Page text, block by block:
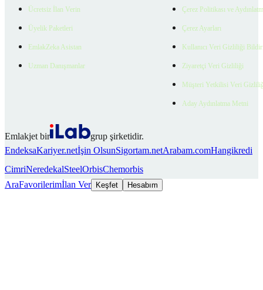
Ücretsiz İlan Verin
Üyelik Paketleri
EmlakZeka Asistan
Uzman Danışmanlar
Çerez Politikası ve
Çerez Ayarları
Kullanıcı Veri Gizliliği
Ziyaretçi Veri Gizliliği
Müşteri Yetkilisi Veri
Aday Aydınlatma Metni
Emlakjet bir
grup şirketidir.
EndeksaKariyer.netİşin OlsunSigortam.netArabam.comHangikredi
CimriNeredekalSteelOrbisChemorbis
AraFavorilerimİlan Ver Keşfet Hesabım